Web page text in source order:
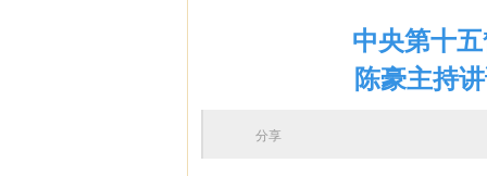
中央第十
陈豪主持
分享